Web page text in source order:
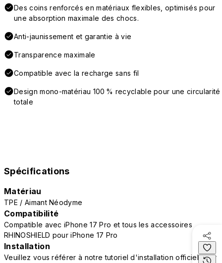
Des coins renforcés en matériaux flexibles, optimisés pour
une absorption maximale des chocs.
Anti-jaunissement et garantie à vie
Transparence maximale
Compatible avec la recharge sans fil
Design mono-matériau 100 % recyclable pour une circularité
totale
Spécifications
Matériau
TPE / Aimant Néodyme
Compatibilité
Compatible avec iPhone 17 Pro et tous les accessoires
RHINOSHIELD pour iPhone 17 Pro
Installation
Veuillez vous référer à notre tutoriel d'installation officiel pour